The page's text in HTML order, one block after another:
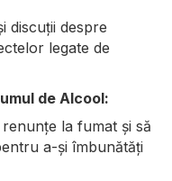
discuții despre
legate de
de Alcool:
la fumat și să
a-și îmbunătăți